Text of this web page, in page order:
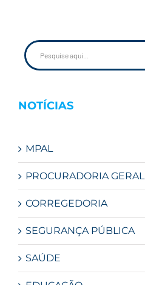
NOTÍCIAS
MPAL
PROCURADORIA GERAL
CORREGEDORIA
SEGURANÇA PÚBLICA
SAÚDE